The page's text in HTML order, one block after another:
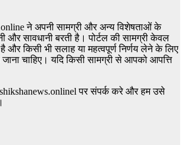
ने अपनी सामग्री और अन्य विशेषताओं के
और सावधानी बरती है। पोर्टल की सामग्री केवल
और किसी भी सलाह या महत्वपूर्ण निर्णय लेने के लिए
जाना चाहिए। यदि किसी सामग्री से आपको आपत्ति
पर संपर्क करे और हम उसे